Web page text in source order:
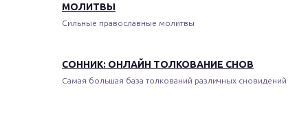
МОЛИТВЫ
Сильные православные молитвы
СОННИК: ОНЛАЙН ТОЛКОВАНИЕ СНОВ
Самая большая база толкований различных сновидений